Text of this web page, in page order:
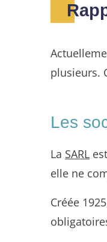
plusieurs.
Les
La SARL
elle ne
Créée